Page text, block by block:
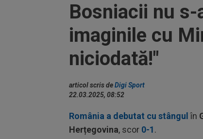
Bosniacii nu
imaginile cu
niciodată!"
articol scris deDigi Sport
22.03.2025, 08:52
România a debutat cu stângul în
Herțegovina, scor 0-1.